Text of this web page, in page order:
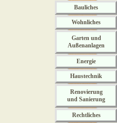
Bauliches
Wohnliches
Garten und
Außenanlagen
Energie
Haustechnik
Renovierung
und Sanierung
Rechtliches